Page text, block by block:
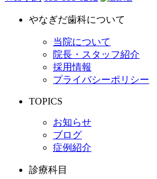
やなぎだ歯科について
当院について
院長・スタッフ紹介
採用情報
プライバシーポリシー
TOPICS
お知らせ
ブログ
症例紹介
診療科目